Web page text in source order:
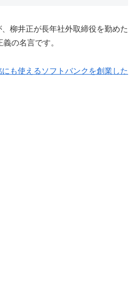
柳井正が長年社外取締役を勤めた
の名言です。
も使えるソフトバンクを創業した